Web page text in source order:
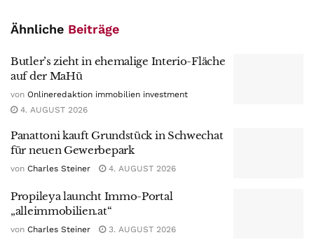
Ähnliche Beiträge
Butler’s zieht in ehemalige Interio-Fläche
auf der MaHü
von Onlineredaktion immobilien investment
4. AUGUST 2026
Panattoni kauft Grundstück in Schwechat
für neuen Gewerbepark
von Charles Steiner 4. AUGUST 2026
Propileya launcht Immo-Portal
„alleimmobilien.at“
von Charles Steiner 3. AUGUST 2026